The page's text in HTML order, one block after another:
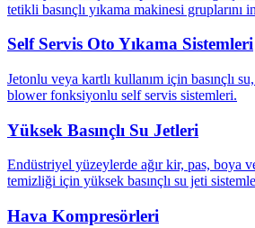
tetikli basınçlı yıkama makinesi gruplarını
Self Servis Oto Yıkama Sistemleri
Jetonlu veya kartlı kullanım için basınçlı
blower fonksiyonlu self servis sistemleri.
Yüksek Basınçlı Su Jetleri
Endüstriyel yüzeylerde ağır kir, pas, boya
temizliği için yüksek basınçlı su jeti
Hava Kompresörleri